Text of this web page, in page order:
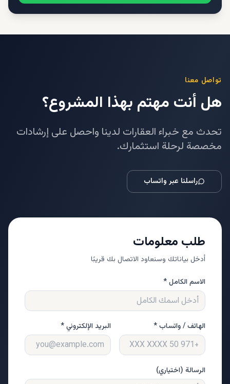
تواصل معنا
هل أنت مهتم بهذا المشروع؟
تحدث مع خبراء العقارات لدينا واحصل على إرشادات
مخصصة لرحلة استثمارك.
راسلنا عبر واتساب
طلب معلومات
أدخل بياناتك وسنعاود الاتصال بك قريبًا
الاسم الكامل *
الهاتف / واتساب * البريد الإلكتروني *
الرسالة (اختياري)